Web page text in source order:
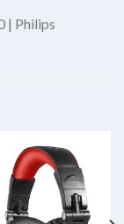
| Philips